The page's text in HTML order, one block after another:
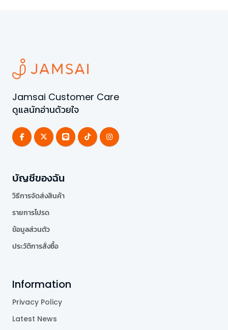
Jamsai Customer Care
ดูแลนักอ่านด้วยใจ
บัญชีของฉัน
วิธีการจัดส่งสินค้า
รายการโปรด
ข้อมูลส่วนตัว
ประวัติการสั่งซื้อ
Information
Privacy Policy
Latest News